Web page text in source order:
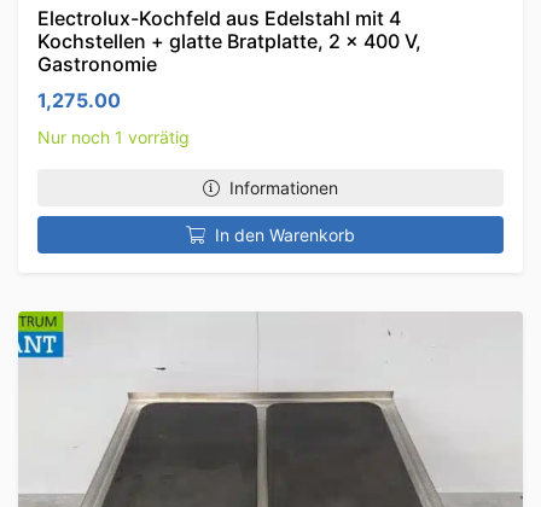
Electrolux-Kochfeld aus Edelstahl mit 4
Kochstellen + glatte Bratplatte, 2 x 400 V,
Gastronomie
1,275.00
Nur noch 1 vorrätig
Informationen
In den Warenkorb